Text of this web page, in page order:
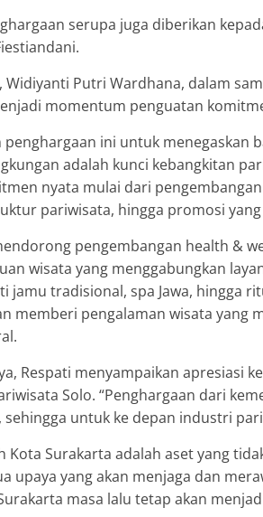
serupa juga diberikan
Widiyanti Putri Wardhana, dalam
momentum penguatan
penghargaan ini untuk menegaskan
adalah kunci kebangkitan
nyata mulai dari
pariwisata, hingga promosi
pengembangan health &
wisata yang menggabungkan
jamu tradisional, spa Jawa, hingga
memberi pengalaman wisata yang
Respati menyampaikan apresiasi
Solo. “Penghargaan dari
sehingga untuk ke depan industri
Kota Surakarta adalah aset yang
upaya yang akan menjaga dan
masa lalu tetap akan